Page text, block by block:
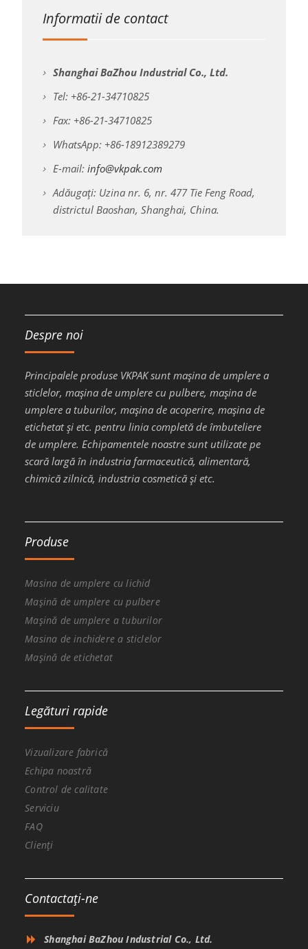
Informatii de contact
Shanghai BaZhou Industrial Co., Ltd.
Tel: +86-21-34710825
Fax: +86-21-34710825
WhatsApp: +86-18912389279
E-mail: info@vkpak.com
Adăugați: Uzina nr. 6, nr. 477 Tie Feng Road,
districtul Baoshan, Shanghai, China.
Despre noi
Principalele produse VKPAK sunt mașina de umplere a
sticlelor, mașina de umplere cu pulbere, mașina de
umplere a tuburilor, mașina de acoperire, mașina de
etichetat și etc. pentru linia completă de îmbuteliere
de umplere. Echipamentele noastre sunt utilizate pe
scară largă în industria farmaceutică, alimentară,
chimică zilnică, industria cosmetică și etc.
Produse
Masina de umplere cu lichid
Mașină de umplere cu pulbere
Mașină de umplere a tuburilor
Masina de inchidere a sticlelor
Mașină de etichetat
Legături rapide
Vizualizare fabrică
Echipa noastră
Control de calitate
Serviciu
FAQ
Clienți
Contactaţi-ne
Shanghai BaZhou Industrial Co., Ltd.